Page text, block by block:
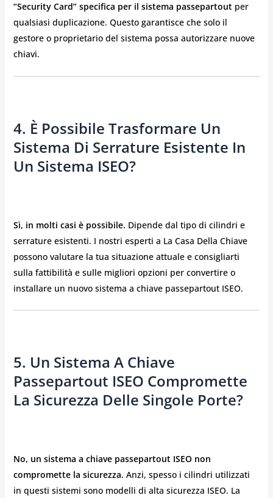
“Security Card” specifica per il sistema passepartoutper
qualsiasi duplicazione. Questo garantisce che solo il
gestore o proprietario del sistema possa autorizzare nuove
chiavi.
4. È Possibile Trasformare Un
Sistema Di Serrature Esistente In
Un Sistema ISEO?
Sì, in molti casi è possibile. Dipende dal tipo di cilindri e
serrature esistenti. I nostri esperti a La Casa Della Chiave
possono valutare la tua situazione attuale e consigliarti
sulla fattibilità e sulle migliori opzioni per convertire o
installare un nuovo sistema a chiave passepartout ISEO.
5. Un Sistema A Chiave
Passepartout ISEO Compromette
La Sicurezza Delle Singole Porte?
No, un sistema a chiave passepartout ISEO non
compromette la sicurezza. Anzi, spesso i cilindri utilizzati
in questi sistemi sono modelli di alta sicurezza ISEO. La